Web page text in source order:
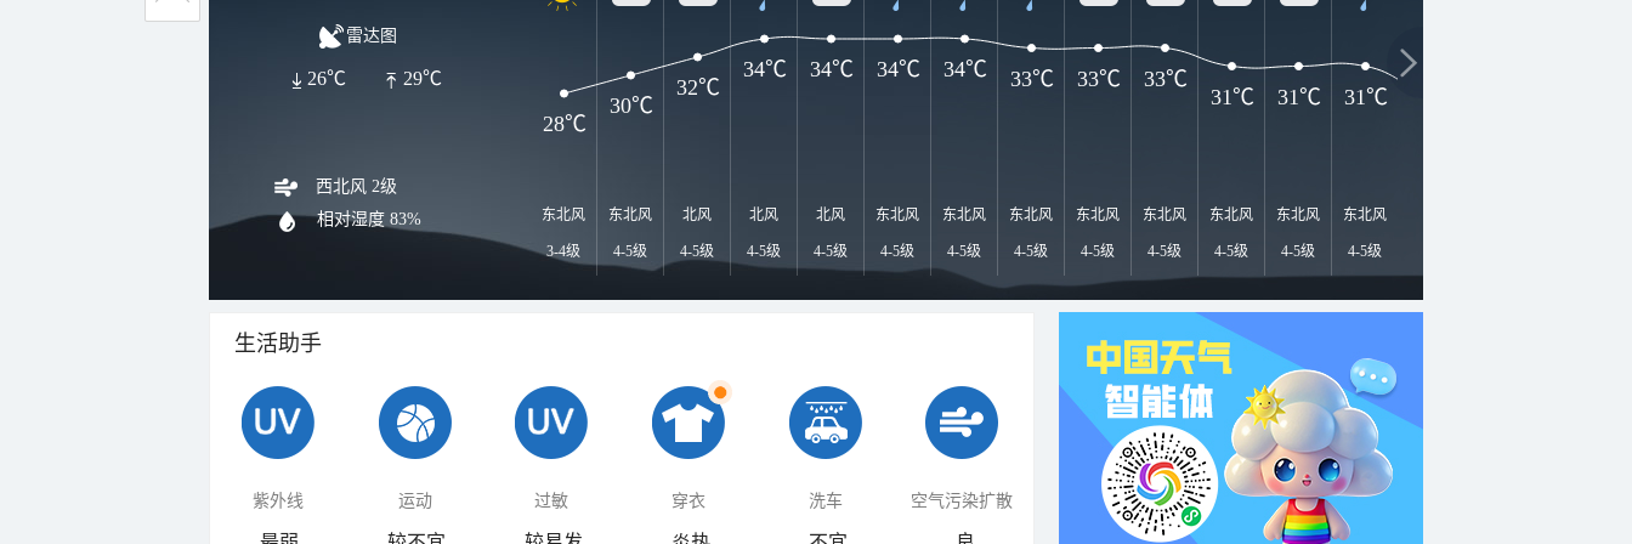
雷达图
29℃
26℃
西北风 2级
相对湿度 83% 东北风
3-4级
东北风
4-5级
北风
4-5级
北风
4-5级
北风
4-5级
东北风
4-5级
东北风
4-5级
东北风
4-5级
东北风
4-5级
东北风
4-5级
东北风
4-5级
东北风
4-5级
东北风
4-5级
28℃
30℃
32℃
34℃ 34℃ 34℃ 34℃ 33℃ 33℃ 33℃
31℃ 31℃
31℃
生活助手
紫外线 运动 过敏 穿衣 洗车 空气污染扩散